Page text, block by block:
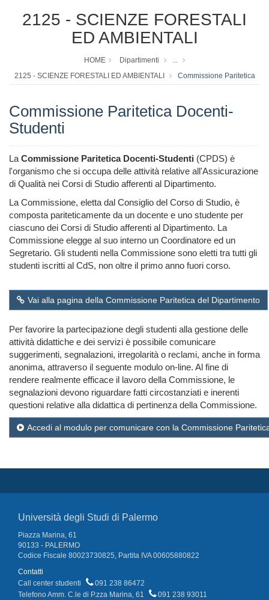
2125 - SCIENZE FORESTALI
ED AMBIENTALI
HOME Dipartimenti
...
2125 - SCIENZE FORESTALI ED AMBIENTALI
Commissione Paritetica
Commissione Paritetica Docenti-
Studenti
LaCommissione Paritetica Docenti-Studenti (CPDS) è
l'organismo che si occupa delle attività relative all'Assicurazione
di Qualità nei Corsi di Studio afferenti al Dipartimento.
La Commissione, eletta dal Consiglio del Corso di Studio, è
composta pariteticamente da un docente e uno studente per
ciascuno dei Corsi di Studio afferenti al Dipartimento. La
Commissione elegge al suo interno un Coordinatore ed un
Segretario. Gli studenti nella Commissione sono eletti tra tutti gli
studenti iscritti al CdS, non oltre il primo anno fuori corso.
Vai alla pagina della Commissione Paritetica del Dipartimento
Per favorire la partecipazione degli studenti alla gestione delle
attività didattiche e dei servizi è possibile comunicare
suggerimenti, segnalazioni, irregolarità o reclami, anche in forma
anonima, attraverso il seguente modulo on-line. Al fine di
rendere realmente efficace il lavoro della Commissione, le
segnalazioni devono riguardare fatti circostanziati e inerenti
questioni relative alla didattica di pertinenza della Commissione.
Accedi al modulo per comunicare con la Commissione
Università degli Studi di Palermo
Piazza Marina, 61
90133 - PALERMO
Codice Fiscale 80023730825, Partita IVA 00605880822
Contatti
Call center studenti
091 238 86472
Telefono Amm. C.le di P.zza Marina, 61
091 238 93011